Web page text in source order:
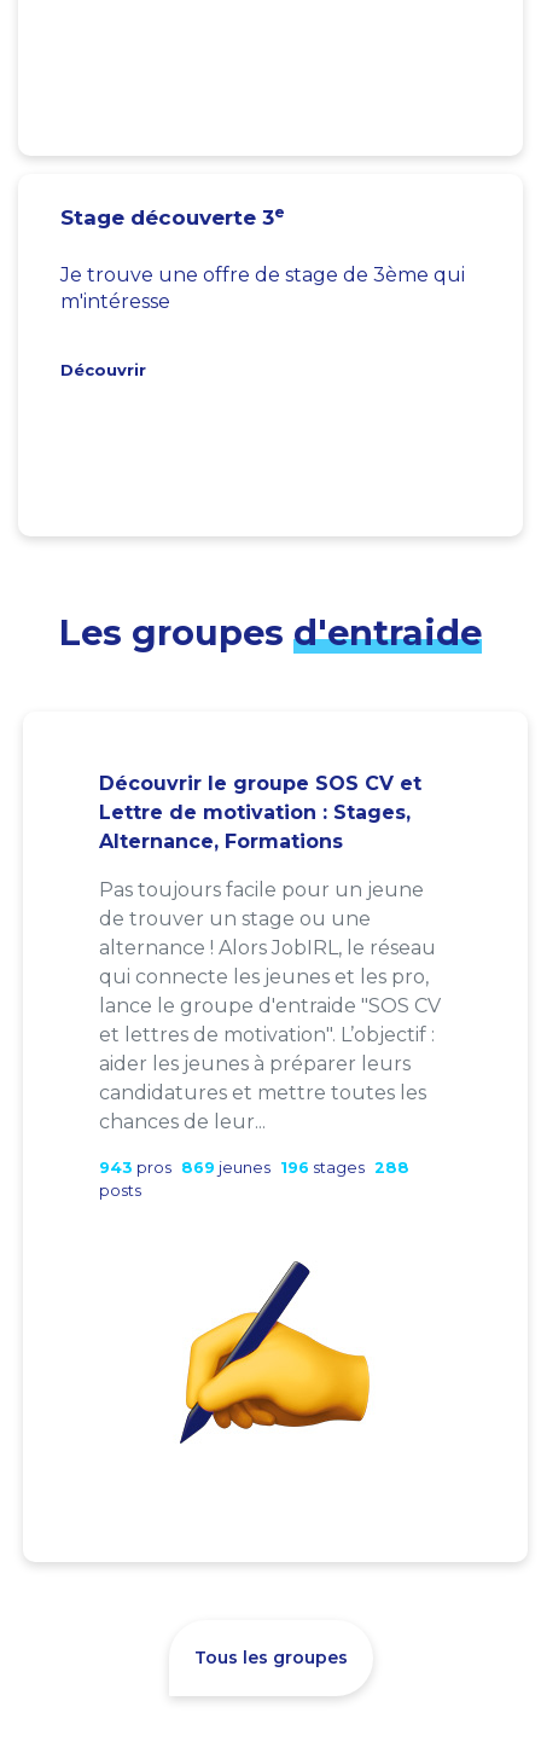
Stage découverte 3e
Je trouve une offre de stage de 3ème qui
m'intéresse
Découvrir
Les groupes d'entraide
Découvrir le groupe SOS CV et
Lettre de motivation : Stages,
Alternance, Formations
Pas toujours facile pour un jeune
de trouver un stage ou une
alternance ! Alors JobIRL, le réseau
qui connecte les jeunes et les pro,
lance le groupe d'entraide "SOS CV
et lettres de motivation". L’objectif :
aider les jeunes à préparer leurs
candidatures et mettre toutes les
chances de leur...
943 pros 869 jeunes 196 stages 288
posts
Tous les groupes